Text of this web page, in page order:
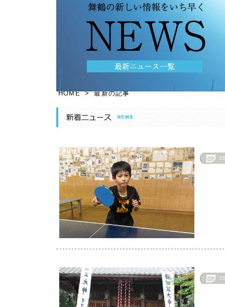
HOME > 最新の記事